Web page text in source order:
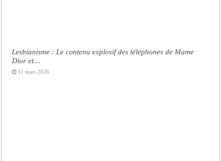
Lesbianisme : Le contenu explosif des téléphones de Mame
Dior et…
31 mars 2026